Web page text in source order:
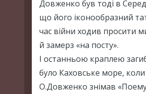
Довженко був тоді в
що його іконообразний
час війни ходив просити
й замерз «на посту».
І останньою краплею
було Каховське море, коли
О.Довженко знімав